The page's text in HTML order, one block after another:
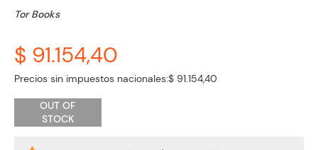
Tor Books
$ 91.154,40
Precios sin impuestos nacionales:$ 91.154,40
OUT OF
STOCK